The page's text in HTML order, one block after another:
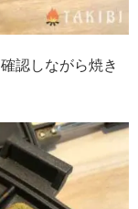
認しながら焼き